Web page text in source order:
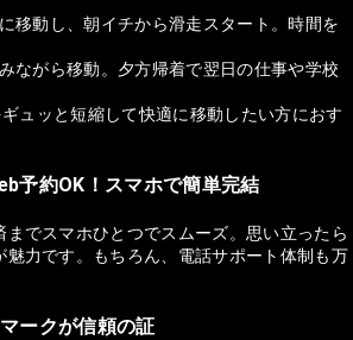
移動し、朝イチから滑走スタート。時間を
ながら移動。夕方帰着で翌日の仕事や学校
ギュッと短縮して快適に移動したい方におす
予約OK！スマホで簡単完結
までスマホひとつでスムーズ。思い立ったら
魅力です。もちろん、電話サポート体制も万
ークが信頼の証